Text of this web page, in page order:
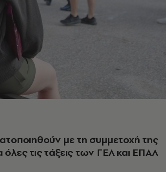
με τη συμμετοχή της
τις τάξεις των ΓΕΛ και ΕΠΑΛ